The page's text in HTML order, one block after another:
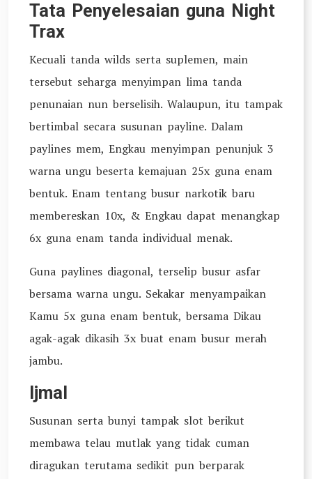
Tata Penyelesaian guna Night
Trax
Kecuali tanda wilds serta suplemen, main
tersebut seharga menyimpan lima tanda
penunaian nun berselisih. Walaupun, itu tampak
bertimbal secara susunan payline. Dalam
paylines mem, Engkau menyimpan penunjuk 3
warna ungu beserta kemajuan 25x guna enam
bentuk. Enam tentang busur narkotik baru
membereskan 10x, & Engkau dapat menangkap
6x guna enam tanda individual menak.
Guna paylines diagonal, terselip busur asfar
bersama warna ungu. Sekakar menyampaikan
Kamu 5x guna enam bentuk, bersama Dikau
agak-agak dikasih 3x buat enam busur merah
jambu.
Ijmal
Susunan serta bunyi tampak slot berikut
membawa telau mutlak yang tidak cuman
diragukan terutama sedikit pun berparak